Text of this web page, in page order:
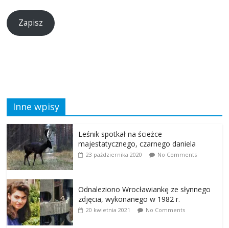
Zapisz
Inne wpisy
Leśnik spotkał na ścieżce
majestatycznego, czarnego daniela
23 października 2020 No Comments
Odnaleziono Wrocławiankę ze słynnego
zdjęcia, wykonanego w 1982 r.
20 kwietnia 2021 No Comments